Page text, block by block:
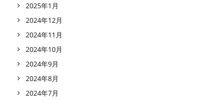
2025年1月
2024年12月
2024年11月
2024年10月
2024年9月
2024年8月
2024年7月